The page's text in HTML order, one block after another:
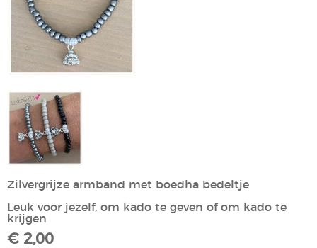
Zilvergrijze armband met boedha bedeltje
Leuk voor jezelf, om kado te geven of om kado te
krijgen
€ 2,00